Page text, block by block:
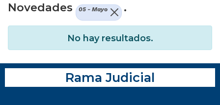
Novedades
05 - Mayo .
No hay resultados.
Rama Judicial